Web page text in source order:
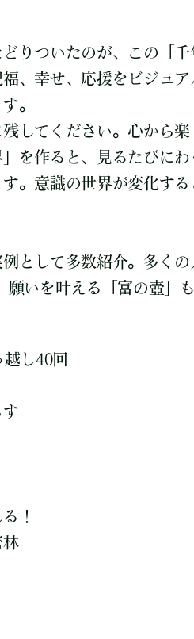
りついたのが、この「千
、幸せ、応援をビジュア
。
してください。心から
を作ると、見るたびにわ
。意識の世界が変化す
として多数紹介。多く
いを叶える「富の壺」も
し40回
！
林